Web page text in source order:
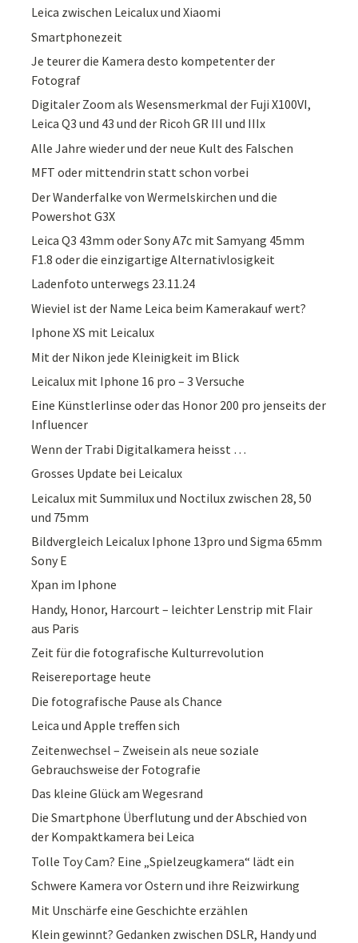
Leica zwischen Leicalux und Xiaomi
Smartphonezeit
Je teurer die Kamera desto kompetenter der
Fotograf
Digitaler Zoom als Wesensmerkmal der Fuji X100VI,
Leica Q3 und 43 und der Ricoh GR III und IIIx
Alle Jahre wieder und der neue Kult des Falschen
MFT oder mittendrin statt schon vorbei
Der Wanderfalke von Wermelskirchen und die
Powershot G3X
Leica Q3 43mm oder Sony A7c mit Samyang 45mm
F1.8 oder die einzigartige Alternativlosigkeit
Ladenfoto unterwegs 23.11.24
Wieviel ist der Name Leica beim Kamerakauf wert?
Iphone XS mit Leicalux
Mit der Nikon jede Kleinigkeit im Blick
Leicalux mit Iphone 16 pro – 3 Versuche
Eine Künstlerlinse oder das Honor 200 pro jenseits der
Influencer
Wenn der Trabi Digitalkamera heisst …
Grosses Update bei Leicalux
Leicalux mit Summilux und Noctilux zwischen 28, 50
und 75mm
Bildvergleich Leicalux Iphone 13pro und Sigma 65mm
Sony E
Xpan im Iphone
Handy, Honor, Harcourt – leichter Lenstrip mit Flair
aus Paris
Zeit für die fotografische Kulturrevolution
Reisereportage heute
Die fotografische Pause als Chance
Leica und Apple treffen sich
Zeitenwechsel – Zweisein als neue soziale
Gebrauchsweise der Fotografie
Das kleine Glück am Wegesrand
Die Smartphone Überflutung und der Abschied von
der Kompaktkamera bei Leica
Tolle Toy Cam? Eine „Spielzeugkamera“ lädt ein
Schwere Kamera vor Ostern und ihre Reizwirkung
Mit Unschärfe eine Geschichte erzählen
Klein gewinnt? Gedanken zwischen DSLR, Handy und